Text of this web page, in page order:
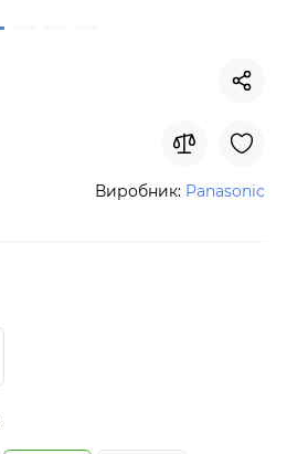
Виробник: Panasonic